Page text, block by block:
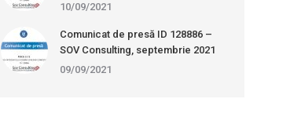
10/09/2021
Comunicat de presă ID 128886 –
SOV Consulting, septembrie 2021
09/09/2021